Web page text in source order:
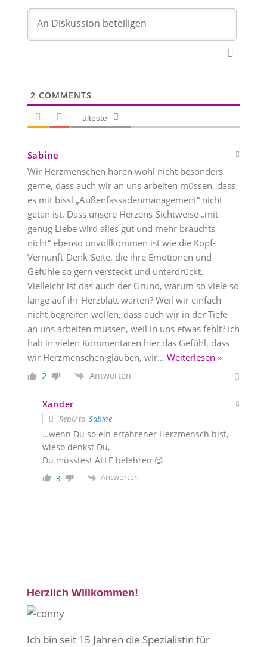
2 COMMENTS
älteste
Sabine
Wir Herzmenschen hören wohl nicht besonders
gerne, dass auch wir an uns arbeiten müssen, dass
es mit bissl „Außenfassadenmanagement“ nicht
getan ist. Dass unsere Herzens-Sichtweise „mit
genug Liebe wird alles gut und mehr brauchts
nicht“ ebenso unvollkommen ist wie die Kopf-
Vernunft-Denk-Seite, die ihre Emotionen und
Gefühle so gern versteckt und unterdrückt.
Vielleicht ist das auch der Grund, warum so viele so
lange auf ihr Herzblatt warten? Weil wir einfach
nicht begreifen wollen, dass auch wir in der Tiefe
an uns arbeiten müssen, weil in uns etwas fehlt? Ich
hab in vielen Kommentaren hier das Gefühl, dass
wir Herzmenschen glauben, wir… Weiterlesen »
2 Antworten
Xander
Reply to Sabine
…wenn Du so ein erfahrener Herzmensch bist,
wieso denkst Du,
Du müsstest ALLE belehren 😉
3 Antworten
Herzlich Willkommen!
Ich bin seit 15 Jahren die Spezialistin für